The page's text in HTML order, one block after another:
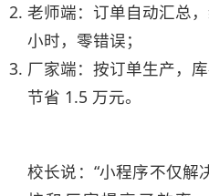
老师端：订单自动汇总
小时，零错误；
厂家端：按订单生产，
节省 1.5 万元。
校长说：“小程序不仅解